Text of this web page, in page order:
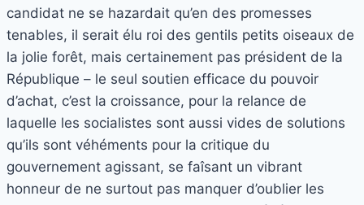
candidat ne se hazardait qu’en des promesses
tenables, il serait élu roi des gentils petits oiseaux de
la jolie forêt, mais certainement pas président de la
République – le seul soutien efficace du pouvoir
d’achat, c’est la croissance, pour la relance de
laquelle les socialistes sont aussi vides de solutions
qu’ils sont véhéments pour la critique du
gouvernement agissant, se faîsant un vibrant
honneur de ne surtout pas manquer d’oublier les